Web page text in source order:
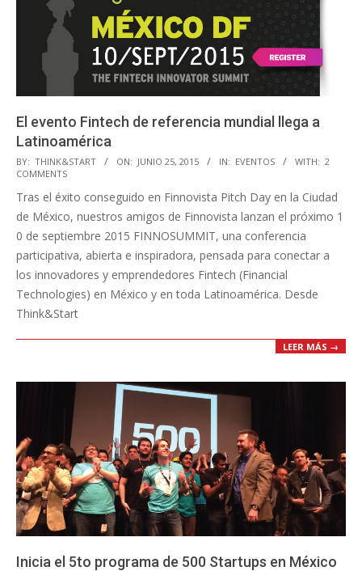
El evento Fintech de referencia mundial llega a
Latinoamérica
2015-
06-
25
BY: THINK&START ON: JUNIO 25, 2015 IN: EVENTOS WITH: 2
COMMENTS
Tras el é​xito conseguido en F​innovista Pitch Day en la Ciudad
de México,​ nuestros amigos de Finnovista lanzan el próximo 1​
0 de septiembre 2015 F​INNOSUMMIT,​ u​na c​onferencia
participativa, abierta e inspiradora,​ pensada para conectar a
los innovadores y emprendedores Fintech (Financial
Technologies) en México y en toda Latinoamérica. Desde
Think&Start
LEER MÁS →
Inicia el 5to programa de 500 Startups en México